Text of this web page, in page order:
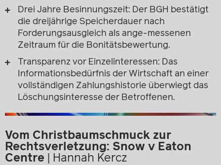
Drei Jahre Besinnungszeit: Der BGH bestätigt
die dreijährige Speicherdauer nach
Forderungsausgleich als ange-messenen
Zeitraum für die Bonitätsbewertung.
Transparenz vor Einzelinteressen: Das
Informationsbedürfnis der Wirtschaft an einer
vollständigen Zahlungshistorie überwiegt das
Löschungsinteresse der Betroffenen.
Vom Christbaumschmuck zur
Rechtsverletzung: Snow v Eaton
Centre
Hannah Kercz